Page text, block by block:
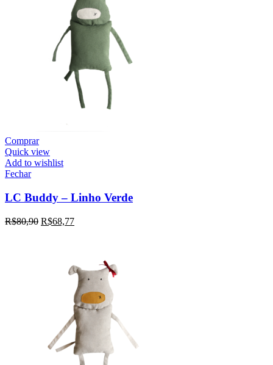
Comprar
Quick view
Add to wishlist
Fechar
LC Buddy – Linho Verde
R$80,90 R$68,77